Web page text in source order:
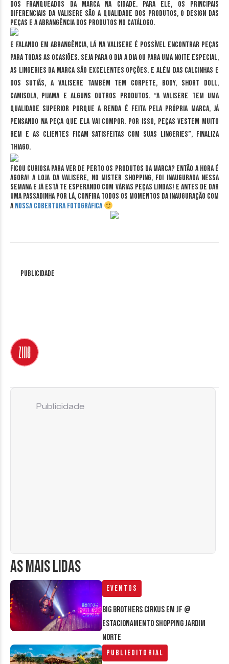
dos franqueados da marca na cidade. Para ele, os principais
diferenciais da Valisere são a qualidade dos produtos, o design das
peças e a abrangência dos produtos no catálogo.
E falando em abrangência, lá na Valisere é possível encontrar peças
para todas as ocasiões. Seja para o dia a dia ou para uma noite especial,
as lingeries da marca são excelentes opções. E além das calcinhas e
dos sutiãs, a Valisere também tem corpete, body, short doll,
camisola, pijama e alguns outros produtos. “A Valisere tem uma
qualidade superior porque a renda é feita pela própria marca, já
pensando na peça que ela vai compor. Por isso, peças vestem muito
bem e as clientes ficam satisfeitas com suas lingeries”, finaliza
Thiago.
Ficou curiosa para ver de perto os produtos da marca? Então a hora é
agora! A loja da Valisere, no Mister Shopping, foi inaugurada nessa
semana e já está te esperando com várias peças lindas! E antes de dar
uma passadinha por lá, confira todos os momentos da inauguração com
anossa cobertura fotográfica
Publicidade
AS MAIS LIDAS
Eventos
Big Brothers Cirkus em JF @
estacionamento Shopping Jardim
Norte
Publieditorial
Publicidade